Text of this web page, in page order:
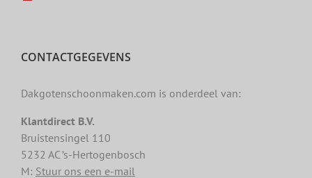
CONTACTGEGEVENS
Dakgotenschoonmaken.com is onderdeel van:
Klantdirect B.V.
Bruistensingel 110
5232 AC ’s-Hertogenbosch
M: Stuur ons een e-mail